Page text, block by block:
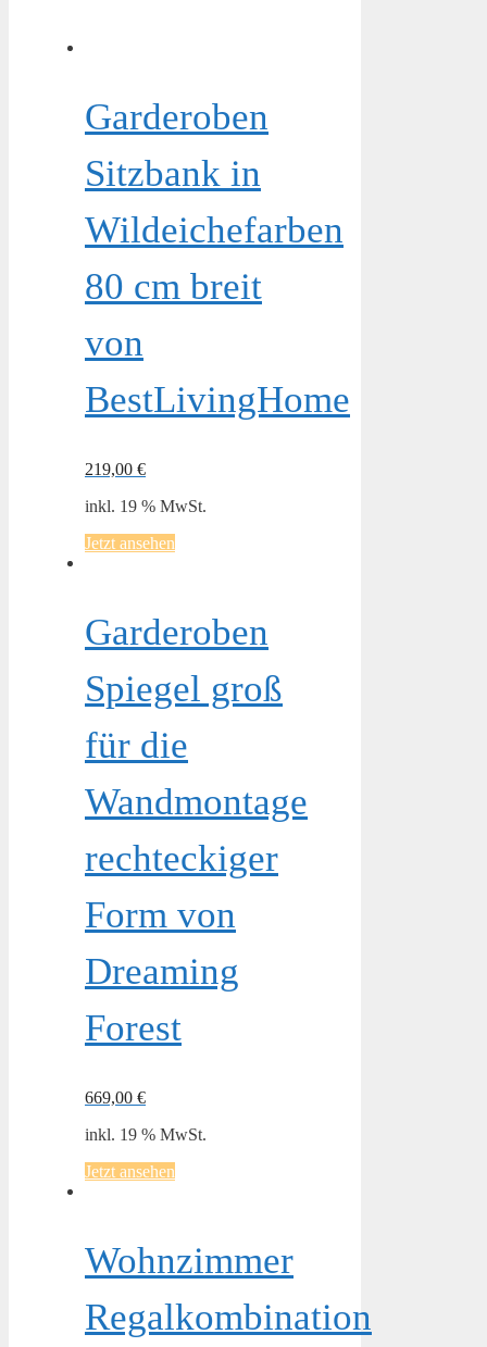
Garderoben
Sitzbank in
Wildeichefarben
80 cm breit
von
BestLivingHome
219,00 €
inkl. 19 % MwSt.
Jetzt ansehen
Garderoben
Spiegel groß
für die
Wandmontage
rechteckiger
Form von
Dreaming
Forest
669,00 €
inkl. 19 % MwSt.
Jetzt ansehen
Wohnzimmer
Regalkombination